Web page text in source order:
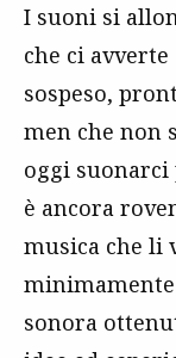
I suoni si
che ci
sospeso,
men che non
oggi
è ancora
musica che li
sonora